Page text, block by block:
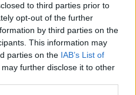
to third parties prior to
opt-out of the further
by third parties on the
This information may
parties on the IAB’s List of
may further disclose it to other
tempo reale?
telegram di